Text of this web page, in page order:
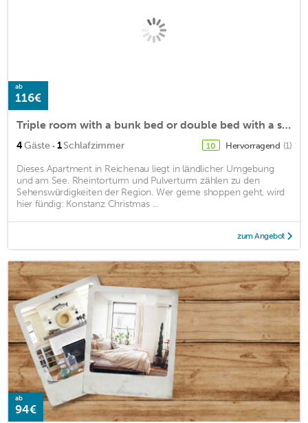
ab
116€
Triple room with a bunk bed or double bed with a single bed:
4Gäste · 1Schlafzimmer 10 Hervorragend (1)
Dieses Apartment in Reichenau liegt in ländlicher Umgebung
und am See. Rheintorturm und Pulverturm zählen zu den
Sehenswürdigkeiten der Region. Wer gerne shoppen geht, wird
hier fündig: Konstanz Christmas ...
zum Angebot
ab
94€